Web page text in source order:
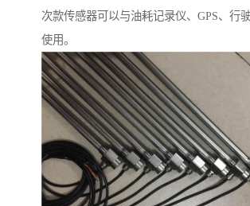
次款传感器可以与油耗记录仪、GPS、行
使用。